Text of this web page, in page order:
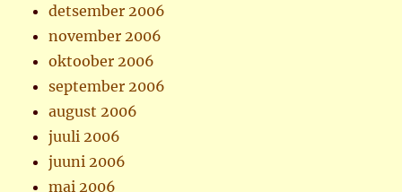
detsember 2006
november 2006
oktoober 2006
september 2006
august 2006
juuli 2006
juuni 2006
mai 2006